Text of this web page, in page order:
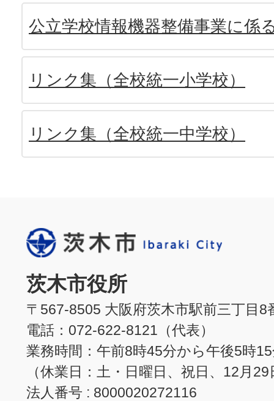
公立学校情報機器整備事業に係
リンク集（全校統一小学校）
リンク集（全校統一中学校）
茨木市役所
〒567-8505 大阪府茨木市駅前三丁目8
電話：072-622-8121（代表）
業務時間：午前8時45分から午後5時
（休業日：土・日曜日、祝日、12月
法人番号 : 8000020272116